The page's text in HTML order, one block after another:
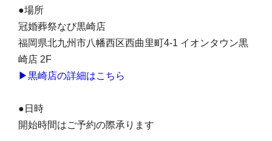
●場所
冠婚葬祭なび黒崎店
福岡県北九州市八幡西区西曲里町4-1 イオンタウン黒
崎店 2F
▶黒崎店の詳細はこちら
●日時
開始時間はご予約の際承ります